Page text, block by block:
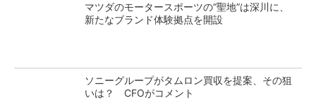
マツダのモータースポーツの“聖地”は深川に、
新たなブランド体験拠点を開設
ソニーグループがタムロン買収を提案、その狙
いは？ CFOがコメント